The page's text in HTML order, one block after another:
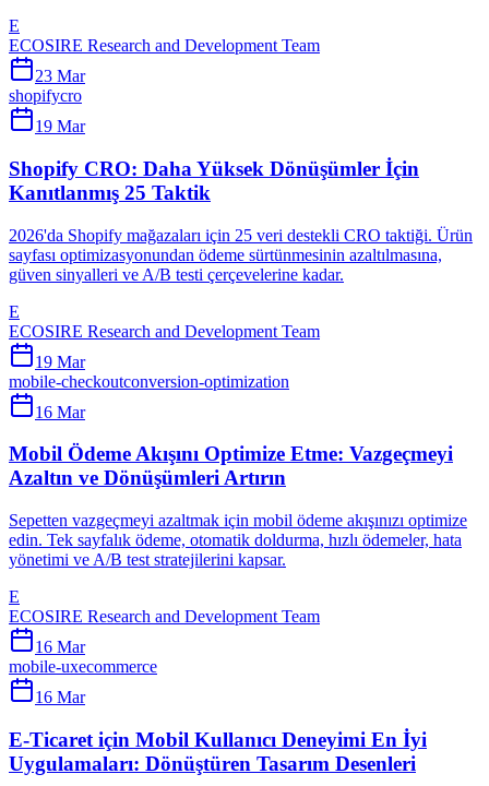
E
ECOSIRE Research and Development Team
23 Mar
shopifycro
19 Mar
Shopify CRO: Daha Yüksek Dönüşümler İçin
Kanıtlanmış 25 Taktik
2026'da Shopify mağazaları için 25 veri destekli CRO taktiği. Ürün
sayfası optimizasyonundan ödeme sürtünmesinin azaltılmasına,
güven sinyalleri ve A/B testi çerçevelerine kadar.
E
ECOSIRE Research and Development Team
19 Mar
mobile-checkoutconversion-optimization
16 Mar
Mobil Ödeme Akışını Optimize Etme: Vazgeçmeyi
Azaltın ve Dönüşümleri Artırın
Sepetten vazgeçmeyi azaltmak için mobil ödeme akışınızı optimize
edin. Tek sayfalık ödeme, otomatik doldurma, hızlı ödemeler, hata
yönetimi ve A/B test stratejilerini kapsar.
E
ECOSIRE Research and Development Team
16 Mar
mobile-uxecommerce
16 Mar
E-Ticaret için Mobil Kullanıcı Deneyimi En İyi
Uygulamaları: Dönüştüren Tasarım Desenleri